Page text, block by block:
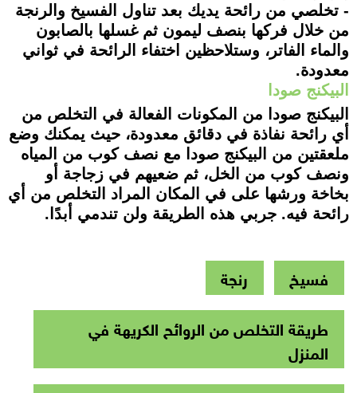
- تخلصي من رائحة يديك بعد تناول الفسيخ والرنجة
من خلال فركها بنصف ليمون ثم غسلها بالصابون
والماء الفاتر، وستلاحظين اختفاء الرائحة في ثواني
معدودة.
البيكنج صودا
البيكنج صودا من المكونات الفعالة في التخلص من
أي رائحة نفاذة في دقائق معدودة، حيث يمكنك وضع
ملعقتين من البيكنج صودا مع نصف كوب من المياه
ونصف كوب من الخل، ثم ضعيهم في زجاجة أو
بخاخة ورشها على في المكان المراد التخلص من أي
رائحة فيه. جربي هذه الطريقة ولن تندمي أبدًا.
فسيخ
رنجة
طريقة التخلص من الروائح الكريهة في
المنزل